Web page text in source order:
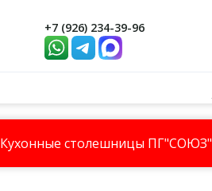
+7 (926) 234-39-96
Кухонные столешницы ПГ"СОЮЗ"